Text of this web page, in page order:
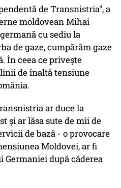
de Transnistria", a
moldovean Mihai
cu sediu la
de gaze, cumpărăm gaze
În ceea ce privește
de înaltă tensiune
ar duce la
și ar lăsa sute de mii de
de bază - o provocare
Moldovei, ar fi
după căderea